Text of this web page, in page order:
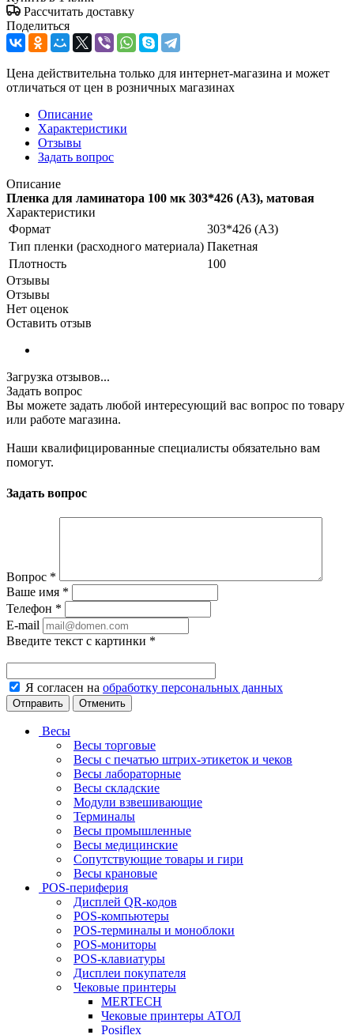
Рассчитать доставку
Поделиться
Цена действительна только для интернет-магазина и может
отличаться от цен в розничных магазинах
Описание
Характеристики
Отзывы
Задать вопрос
Описание
Пленка для ламинатора 100 мк 303*426 (А3), матовая
Характеристики
Формат
303*426 (А3)
Тип пленки (расходного материала) Пакетная
Плотность
100
Отзывы
Отзывы
Нет оценок
Оставить отзыв
Загрузка отзывов...
Задать вопрос
Вы можете задать любой интересующий вас вопрос по товару
или работе магазина.
Наши квалифицированные специалисты обязательно вам
помогут.
Задать вопрос
Вопрос *
Ваше имя *
Телефон *
E-mail
Введите текст с картинки *
Я согласен на обработку персональных данных
Отменить
Весы
Весы торговые
Весы с печатью штрих-этикеток и чеков
Весы лабораторные
Весы складские
Модули взвешивающие
Терминалы
Весы промышленные
Весы медицинские
Сопутствующие товары и гири
Весы крановые
POS-периферия
Дисплей QR-кодов
POS-компьютеры
POS-терминалы и моноблоки
POS-мониторы
POS-клавиатуры
Дисплеи покупателя
Чековые принтеры
MERTECH
Чековые принтеры АТОЛ
Posiflex